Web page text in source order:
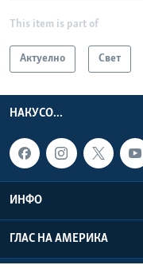
This item is part of
Актуелно Свет
НАКУСО...
ИНФО
ГЛАС НА АМЕРИКА